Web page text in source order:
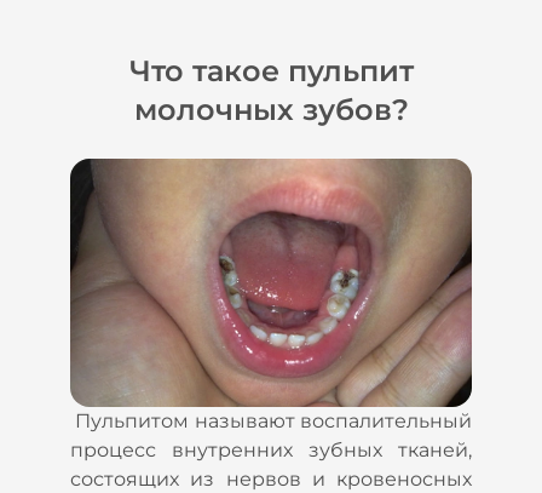
Что такое пульпит
молочных зубов?
Пульпитом называют воспалительный
процесс внутренних зубных тканей,
состоящих из нервов и кровеносных